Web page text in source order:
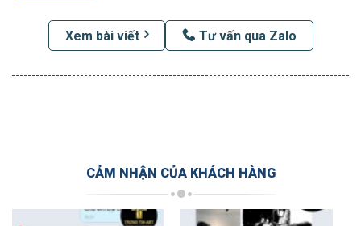
Xem bài viết Tư vấn qua Zalo
CẢM NHẬN CỦA KHÁCH HÀNG